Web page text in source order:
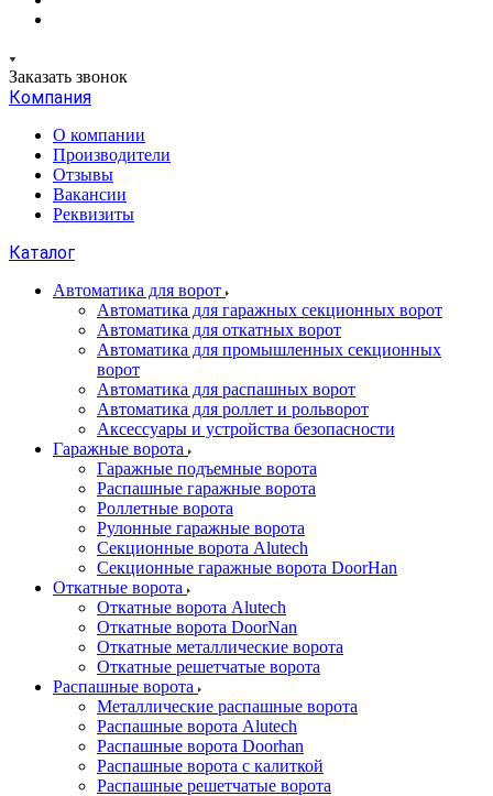
Заказать звонок
Компания
О компании
Производители
Отзывы
Вакансии
Реквизиты
Каталог
Автоматика для ворот
Автоматика для гаражных секционных ворот
Автоматика для откатных ворот
Автоматика для промышленных секционных
ворот
Автоматика для распашных ворот
Автоматика для роллет и рольворот
Аксессуары и устройства безопасности
Гаражные ворота
Гаражные подъемные ворота
Распашные гаражные ворота
Роллетные ворота
Рулонные гаражные ворота
Секционные ворота Alutech
Секционные гаражные ворота DoorHan
Откатные ворота
Откатные ворота Alutech
Откатные ворота DoorNan
Откатные металлические ворота
Откатные решетчатые ворота
Распашные ворота
Металлические распашные ворота
Распашные ворота Alutech
Распашные ворота Doorhan
Распашные ворота с калиткой
Распашные решетчатые ворота